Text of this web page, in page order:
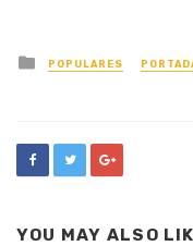
Posted
in
POPULARES
YOU MAY ALSO